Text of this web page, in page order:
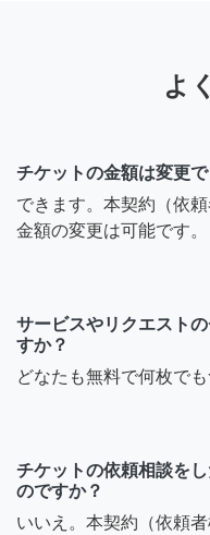
よ
チケットの金額は変更
できます。本契約（依
金額の変更は可能です。
サービスやリクエスト
すか？
どなたも無料で何枚で
チケットの依頼相談を
のですか？
いいえ。本契約（依頼